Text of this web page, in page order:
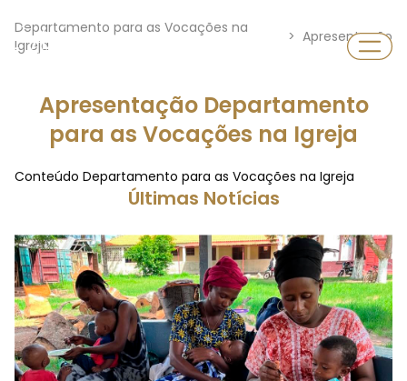
Departamento
Departamento para as Vocações na
Igreja
> Apresentação
Apresentação Departamento
para as Vocações na Igreja
Conteúdo Departamento para as Vocações na Igreja
Últimas Notícias